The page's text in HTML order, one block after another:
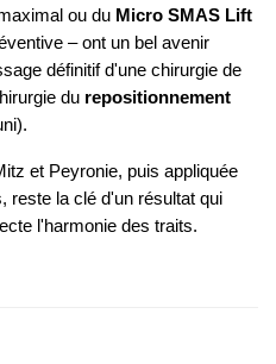
ou du Micro SMAS Lift
– ont un bel avenir
définitif d'une chirurgie de
du repositionnement
et Peyronie, puis appliquée
reste la clé d'un résultat qui
l'harmonie des traits.